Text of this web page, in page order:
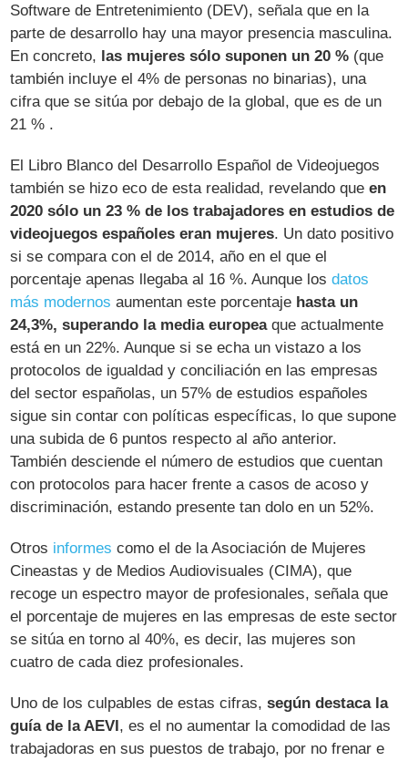
Software de Entretenimiento (DEV), señala que en la
parte de desarrollo hay una mayor presencia masculina.
En concreto, las mujeres sólo suponen un 20 % (que
también incluye el 4% de personas no binarias), una
cifra que se sitúa por debajo de la global, que es de un
21 % .
El Libro Blanco del Desarrollo Español de Videojuegos
también se hizo eco de esta realidad, revelando queen
2020 sólo un 23 % de los trabajadores en estudios de
videojuegos españoles eran mujeres. Un dato positivo
si se compara con el de 2014, año en el que el
porcentaje apenas llegaba al 16 %. Aunque losdatos
más modernos aumentan este porcentaje hasta un
24,3%, superando la media europeaque actualmente
está en un 22%. Aunque si se echa un vistazo a los
protocolos de igualdad y conciliación en las empresas
del sector españolas, un 57% de estudios españoles
sigue sin contar con políticas específicas, lo que supone
una subida de 6 puntos respecto al año anterior.
También desciende el número de estudios que cuentan
con protocolos para hacer frente a casos de acoso y
discriminación, estando presente tan dolo en un 52%.
Otros informes como el de la Asociación de Mujeres
Cineastas y de Medios Audiovisuales (CIMA), que
recoge un espectro mayor de profesionales, señala que
el porcentaje de mujeres en las empresas de este sector
se sitúa en torno al 40%, es decir, las mujeres son
cuatro de cada diez profesionales.
Uno de los culpables de estas cifras,según destaca la
guía de la AEVI, es el no aumentar la comodidad de las
trabajadoras en sus puestos de trabajo, por no frenar e